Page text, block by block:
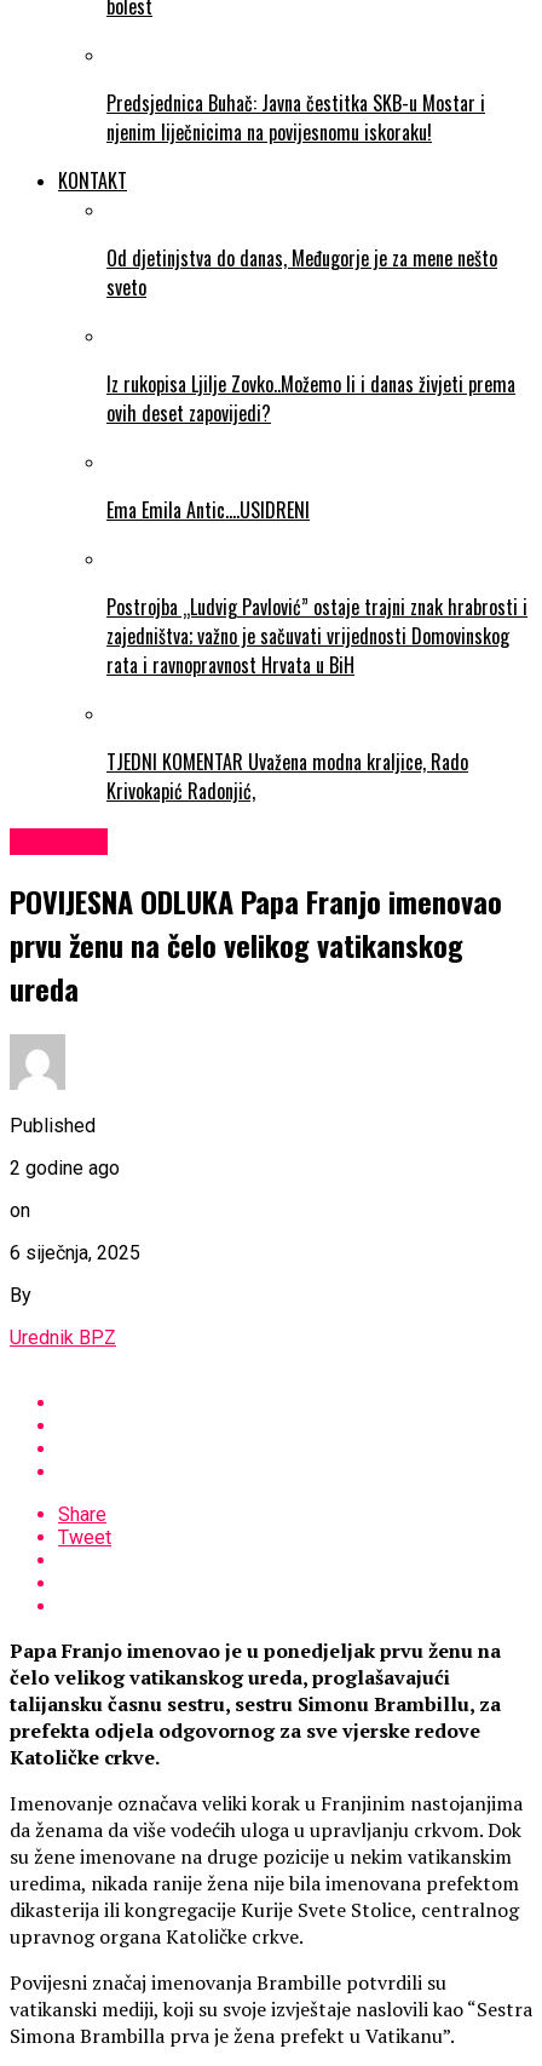
bolest
Predsjednica Buhač: Javna čestitka SKB-u Mostar i
njenim liječnicima na povijesnomu iskoraku!
KONTAKT
Od djetinjstva do danas, Međugorje je za mene nešto
sveto
Iz rukopisa Ljilje Zovko..Možemo li i danas živjeti prema
ovih deset zapovijedi?
Ema Emila Antic….USIDRENI
Postrojba „Ludvig Pavlović” ostaje trajni znak hrabrosti i
zajedništva; važno je sačuvati vrijednosti Domovinskog
rata i ravnopravnost Hrvata u BiH
TJEDNI KOMENTAR Uvažena modna kraljice, Rado
Krivokapić Radonjić,
POVIJESNA ODLUKA Papa Franjo imenovao
prvu ženu na čelo velikog vatikanskog
ureda
Published
2 godine ago
on
6 siječnja, 2025
By
Urednik BPZ
Share
Tweet
Papa Franjo imenovao je u ponedjeljak prvu ženu na
čelo velikog vatikanskog ureda, proglašavajući
talijansku časnu sestru, sestru Simonu Brambillu, za
prefekta odjela odgovornog za sve vjerske redove
Katoličke crkve.
Imenovanje označava veliki korak u Franjinim nastojanjima
da ženama da više vodećih uloga u upravljanju crkvom. Dok
su žene imenovane na druge pozicije u nekim vatikanskim
uredima, nikada ranije žena nije bila imenovana prefektom
dikasterija ili kongregacije Kurije Svete Stolice, centralnog
upravnog organa Katoličke crkve.
Povijesni značaj imenovanja Brambille potvrdili su
vatikanski mediji, koji su svoje izvještaje naslovili kao “Sestra
Simona Brambilla prva je žena prefekt u Vatikanu”.